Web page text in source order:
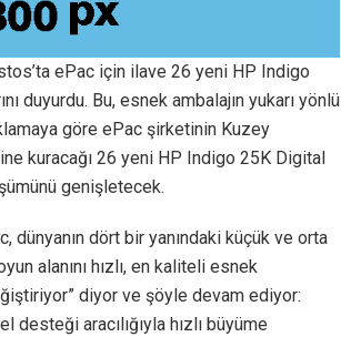
ePac için ilave 26 yeni HP Indigo
duyurdu. Bu, esnek ambalajın yukarı yönlü
göre ePac şirketinin Kuzey
kuracağı 26 yeni HP Indigo 25K Digital
genişletecek.
dünyanın dört bir yanındaki küçük ve orta
alanını hızlı, en kaliteli esnek
diyor ve şöyle devam ediyor:
desteği aracılığıyla hızlı büyüme